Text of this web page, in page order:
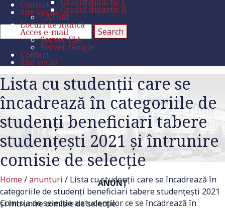
Contact
Site vechi Gradul didactic ll
CAZĂRI
Locuri de muncă
Acces e-mail
Server FIA
Server Google
Contact
Site vechi
Lista cu studenţii care se
încadrează în categoriile de
studenți beneficiari tabere
studențești 2021 și întrunire
comisie de selecție
Home/anunturi / Lista cu studenţii care se încadrează în
categoriile de studenți beneficiari tabere studențești 2021
și întrunire comisie de selecție
ANUNŢ
Comisia de selecţie a studenților ce se încadrează în